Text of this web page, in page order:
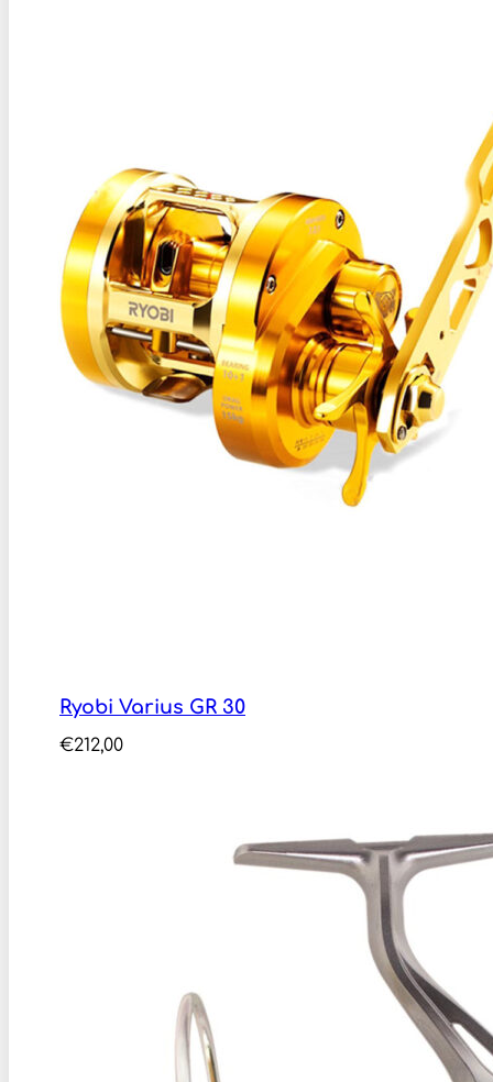
Ryobi Varius GR 30
€212,00